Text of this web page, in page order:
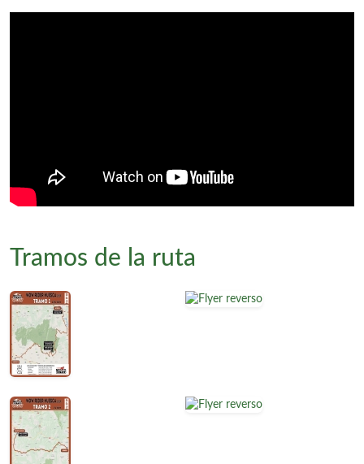
Tramos de la ruta